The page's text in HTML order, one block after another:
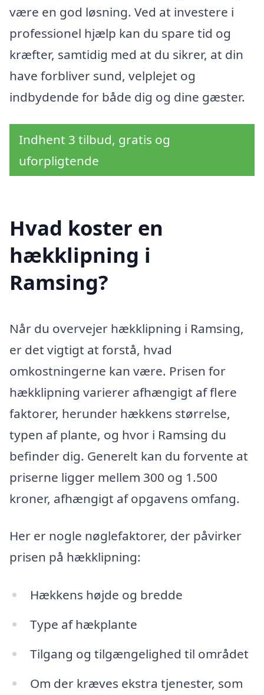
være en god løsning. Ved at investere i
professionel hjælp kan du spare tid og
kræfter, samtidig med at du sikrer, at din
have forbliver sund, velplejet og
indbydende for både dig og dine gæster.
Indhent 3 tilbud, gratis og
uforpligtende
Hvad koster en
hækklipning i
Ramsing?
Når du overvejer hækklipning i Ramsing,
er det vigtigt at forstå, hvad
omkostningerne kan være. Prisen for
hækklipning varierer afhængigt af flere
faktorer, herunder hækkens størrelse,
typen af plante, og hvor i Ramsing du
befinder dig. Generelt kan du forvente at
priserne ligger mellem 300 og 1.500
kroner, afhængigt af opgavens omfang.
Her er nogle nøglefaktorer, der påvirker
prisen på hækklipning:
Hækkens højde og bredde
Type af hækplante
Tilgang og tilgængelighed til området
Om der kræves ekstra tjenester, som